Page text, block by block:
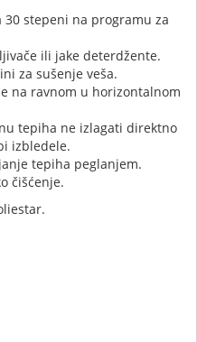
stepeni na programu za
ili jake deterdžente.
za sušenje veša.
na ravnom u horizontalnom
tepiha ne izlagati direktno
izbledele.
tepiha peglanjem.
čišćenje.